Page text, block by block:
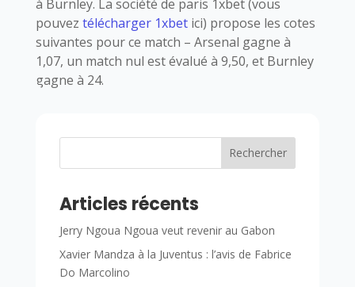
à Burnley. La société de paris 1xbet (vous
pouvez télécharger 1xbetici) propose les cotes
suivantes pour ce match – Arsenal gagne à
1,07, un match nul est évalué à 9,50, et Burnley
gagne à 24.
Rechercher
Articles récents
Jerry Ngoua Ngoua veut revenir au Gabon
Xavier Mandza à la Juventus : l’avis de Fabrice
Do Marcolino